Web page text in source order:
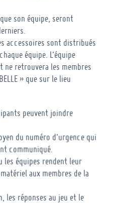
son équipe, seront
accessoires sont distribués
équipe. L’équipe
ne retrouvera les membres
» que sur le lieu
peuvent joindre
du numéro d’urgence qui
communiqué.
les équipes rendent leur
aux membres de la
les réponses au jeu et le